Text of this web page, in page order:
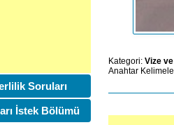
Soruları
İstek Bölümü
Kategori: Vize
Anahtar